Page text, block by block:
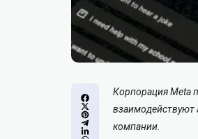
КорпорацияMeta
взаимодействуют
компании.